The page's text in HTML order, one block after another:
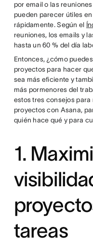
por email o las
pueden parecer útiles
rápidamente. Según el
reuniones, los emails y
hasta un 60 % del día
Entonces, ¿cómo
proyectos para hacer
sea más eficiente y
más pormenores del
estos tres consejos
proyectos con Asana,
quién hace qué y para
1.
tareas